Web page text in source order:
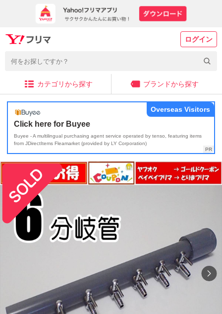
ログイン
カテゴリから探す ブランドから探す
Click here for Buyee
Buyee - A multilingual purchasing agent service operated by tenso, featuring items
from JDirectItems Fleamarket (provided by LY Corporation)
Overseas Visitors